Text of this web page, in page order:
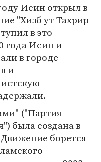
Исин открыл в
"Хизб ут-Тахрир
в это
года Исин и
в городе
и
("Партия
была создана в
борется